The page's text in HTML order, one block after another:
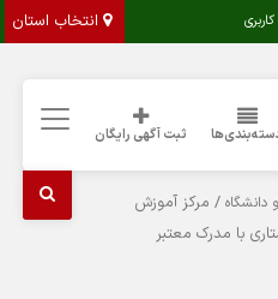
انتخاب استان
ثبت آگهی رایگان
/ مرکز آموزش
با مدرک معتبر